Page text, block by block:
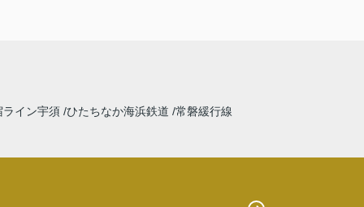
ライン宇須 ひたちなか海浜鉄道 常磐緩行線